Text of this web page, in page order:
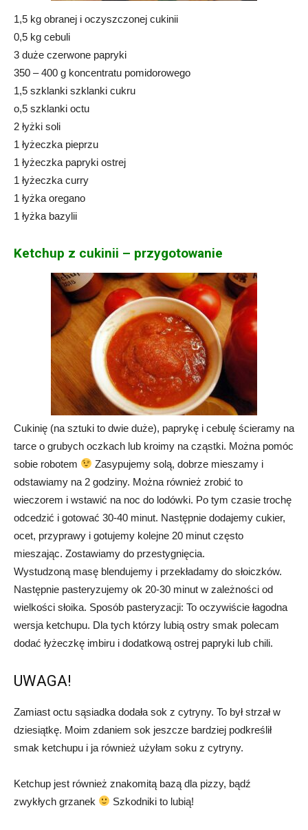
1,5 kg obranej i oczyszczonej cukinii
0,5 kg cebuli
3 duże czerwone papryki
350 – 400 g koncentratu pomidorowego
1,5 szklanki szklanki cukru
o,5 szklanki octu
2 łyżki soli
1 łyżeczka pieprzu
1 łyżeczka papryki ostrej
1 łyżeczka curry
1 łyżka oregano
1 łyżka bazylii
Ketchup z cukinii – przygotowanie
Cukinię (na sztuki to dwie duże), paprykę i cebulę ścieramy na
tarce o grubych oczkach lub kroimy na cząstki. Można pomóc
sobie robotem
Zasypujemy solą, dobrze mieszamy i
odstawiamy na 2 godziny. Można również zrobić to
wieczorem i wstawić na noc do lodówki. Po tym czasie trochę
odcedzić i gotować 30-40 minut. Następnie dodajemy cukier,
ocet, przyprawy i gotujemy kolejne 20 minut często
mieszając. Zostawiamy do przestygnięcia.
Wystudzoną masę blendujemy i przekładamy do słoiczków.
Następnie pasteryzujemy ok 20-30 minut w zależności od
wielkości słoika. Sposób pasteryzacji: To oczywiście łagodna
wersja ketchupu. Dla tych którzy lubią ostry smak polecam
dodać łyżeczkę imbiru i dodatkową ostrej papryki lub chili.
UWAGA!
Zamiast octu sąsiadka dodała sok z cytryny. To był strzał w
dziesiątkę. Moim zdaniem sok jeszcze bardziej podkreślił
smak ketchupu i ja również użyłam soku z cytryny.
Ketchup jest również znakomitą bazą dla pizzy, bądź
zwykłych grzanek
Szkodniki to lubią!